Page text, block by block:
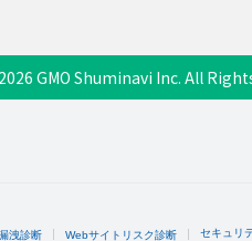
GMO Shuminavi Inc. All